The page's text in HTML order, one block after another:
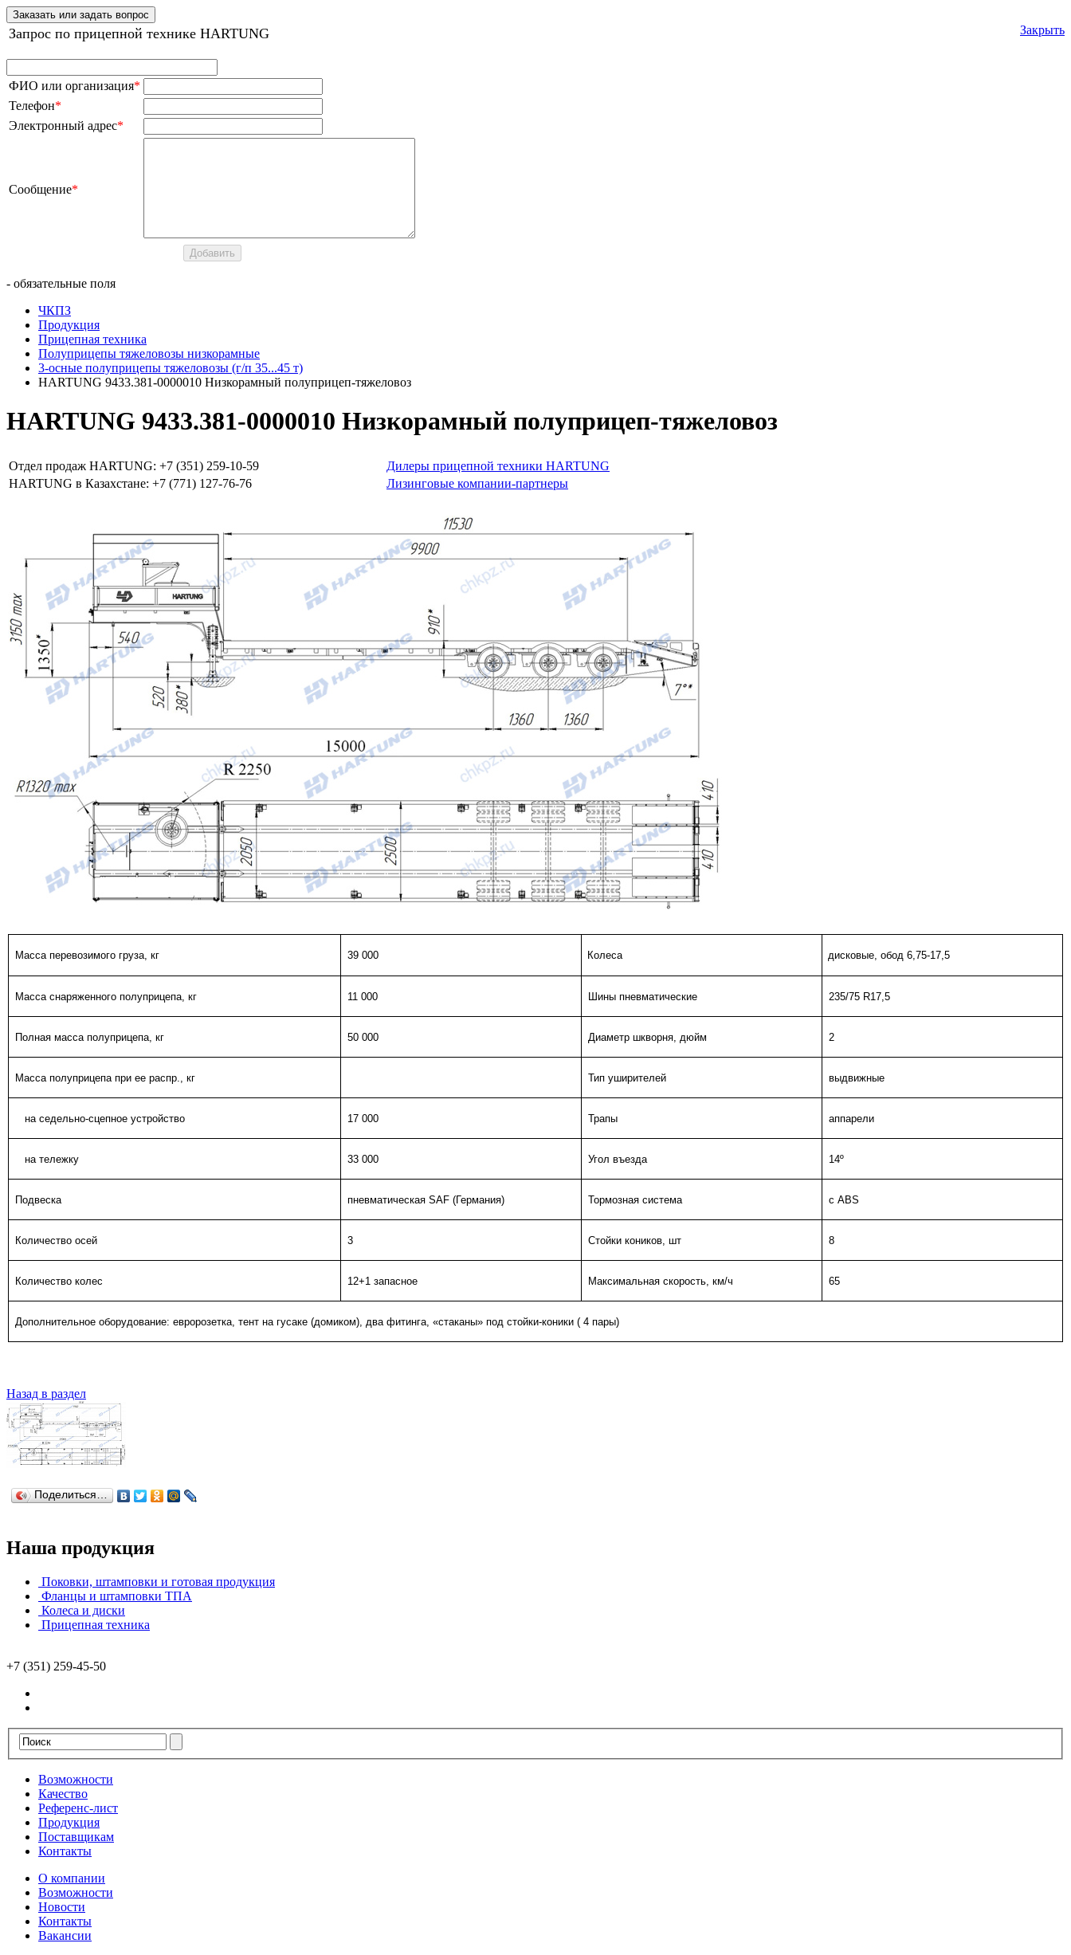
Заказать или задать вопрос
Закрыть
Запрос по прицепной технике HARTUNG
ФИО или организация*
Телефон*
Электронный адрес*
Сообщение*
- обязательные поля
ЧКПЗ
Продукция
Прицепная техника
Полуприцепы тяжеловозы низкорамные
3-осные полуприцепы тяжеловозы (г/п 35...45 т)
HARTUNG 9433.381-0000010 Низкорамный полуприцеп-тяжеловоз
HARTUNG 9433.381-0000010 Низкорамный полуприцеп-тяжеловоз
Отдел продаж HARTUNG: +7 (351) 259-10-59
Дилеры прицепной техники HARTUNG
HARTUNG в Казахстане: +7 (771) 127-76-76
Лизинговые компании-партнеры
Масса перевозимого груза, кг 39 000 Колеса дисковые, обод 6,75-17,5
Масса снаряженного полуприцепа, кг 11 000 Шины пневматические 235/75 R17,5
Полная масса полуприцепа, кг 50 000 Диаметр шкворня, дюйм 2
Масса полуприцепа при ее распр., кг Тип уширителей выдвижные
на седельно-сцепное устройство 17 000 Трапы аппарели
на тележку 33 000 Угол въезда 14º
Подвеска пневматическая SAF (Германия) Тормозная система c АBS
Количество осей 3 Стойки коников, шт 8
Количество колес 12+1 запасное Максимальная скорость, км/ч 65
Дополнительное оборудование: евророзетка, тент на гусаке (домиком), два фитинга, «стаканы» под стойки-коники ( 4 пары)
Назад в раздел
Поделиться…
Наша продукция
Поковки, штамповки и готовая продукция
Фланцы и штамповки ТПА
Колеса и диски
Прицепная техника
+7 (351) 259-45-50
Возможности
Качество
Референс-лист
Продукция
Поставщикам
Контакты
О компании
Возможности
Новости
Контакты
Вакансии